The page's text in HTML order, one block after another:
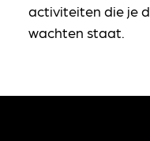
activiteiten die je
wachten staat.